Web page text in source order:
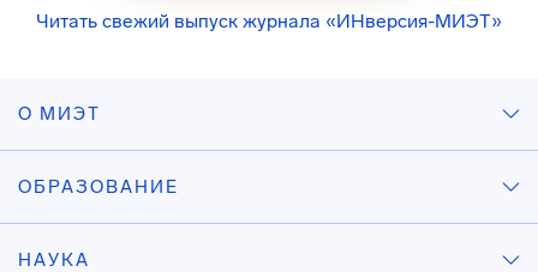
Читать свежий выпуск журнала «ИНверсия-МИЭТ»
О МИЭТ
ОБРАЗОВАНИЕ
НАУКА